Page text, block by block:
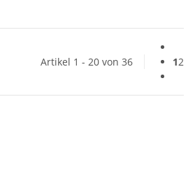
Artikel 1 - 20 von 36 12